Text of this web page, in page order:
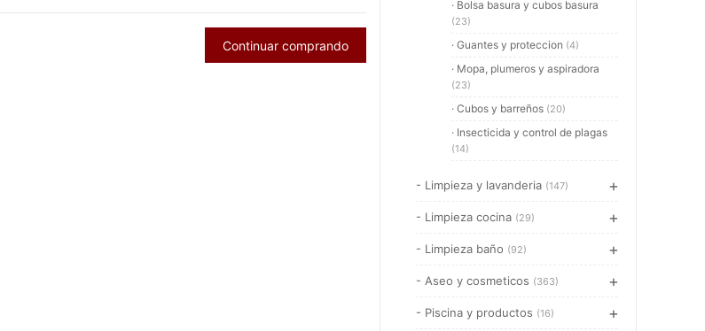
· Bolsa basura y cubos basura
(23)
· Guantes y proteccion (4)
· Mopa, plumeros y aspiradora
(23)
· Cubos y barreños (20)
· Insecticida y control de plagas
(14)
- Limpieza y lavanderia (147)
- Limpieza cocina (29)
- Limpieza baño (92)
- Aseo y cosmeticos (363)
- Piscina y productos (16)
Continuar comprando